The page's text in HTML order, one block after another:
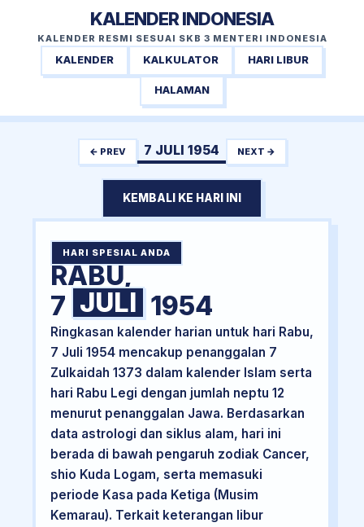
KALENDER INDONESIA
KALENDER RESMI SESUAI SKB 3 MENTERI INDONESIA
KALENDER KALKULATOR HARI LIBUR
HALAMAN
← PREV 7 JULI 1954 NEXT →
KEMBALI KE HARI INI
HARI SPESIAL ANDA
RABU,
7 JULI 1954
Ringkasan kalender harian untuk hari Rabu,
7 Juli 1954 mencakup penanggalan 7
Zulkaidah 1373 dalam kalender Islam serta
hari Rabu Legi dengan jumlah neptu 12
menurut penanggalan Jawa. Berdasarkan
data astrologi dan siklus alam, hari ini
berada di bawah pengaruh zodiak Cancer,
shio Kuda Logam, serta memasuki
periode Kasa pada Ketiga (Musim
Kemarau). Terkait keterangan libur